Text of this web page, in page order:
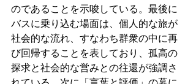
のであることを示唆している。最後に
バスに乗り込む場面は、個人的な旅が
社会的な流れ、すなわち群衆の中に再
び回帰することを表しており、孤高の
探求と社会的な営みとの往還が強調さ